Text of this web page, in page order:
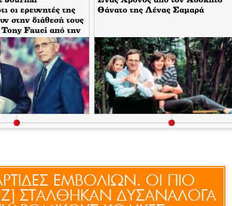
οι ερευνητές της
στην διάθεσή τους
Fauci από την
Τι
τον εμπλεκόμενο
Θάνατο της Λένας Σαμαρά
ΕΜΒΟΛΙΩΝ. ΟΙ ΠΙΟ
ΣΤΑΛΘΗΚΑΝ ΔΥΣΑΝΑΛΟΓΑ